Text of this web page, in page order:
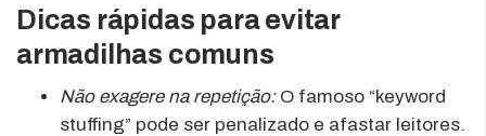
Dicas rápidas para evitar
armadilhas comuns
Não exagere na repetição:O famoso “keyword
stuffing” pode ser penalizado e afastar leitores.